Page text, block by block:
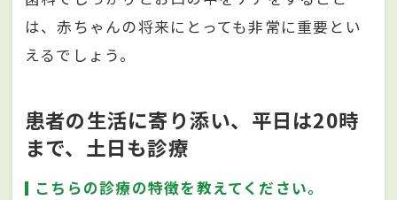
は、赤ちゃんの将来にとっても非常に重要とい
えるでしょう。
患者の生活に寄り添い、平日は20時
まで、土日も診療
こちらの診療の特徴を教えてください。